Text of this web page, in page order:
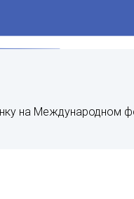
на Международном